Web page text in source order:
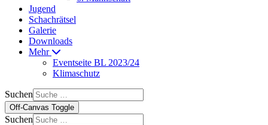
Jugend
Schachrätsel
Galerie
Downloads
Mehr
Eventseite BL 2023/24
Klimaschutz
Suchen
Off-Canvas Toggle
Suchen